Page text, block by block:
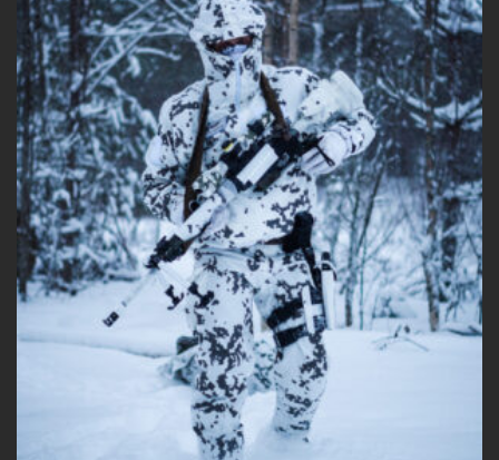
valinnat
tuotteen
sivulla.